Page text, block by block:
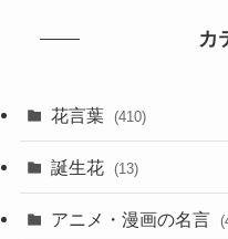
カ
花言葉 (410)
誕生花 (13)
アニメ・漫画の名言